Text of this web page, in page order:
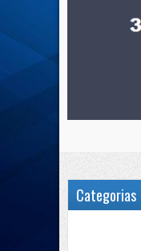
Categorias